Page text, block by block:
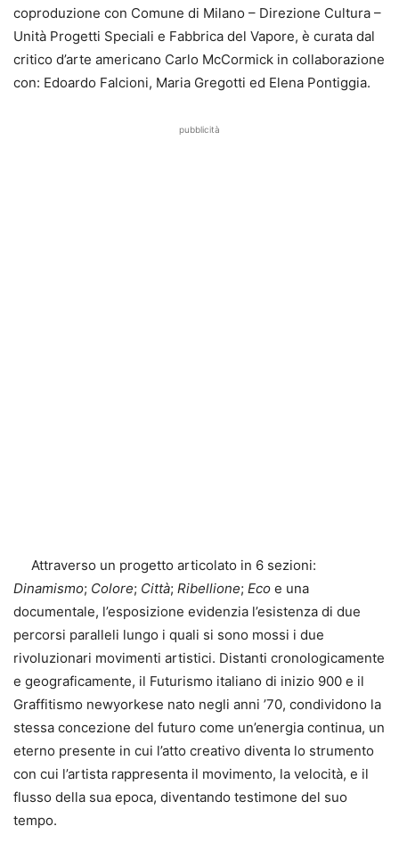
coproduzione con Comune di Milano – Direzione Cultura –
Unità Progetti Speciali e Fabbrica del Vapore, è curata dal
critico d’arte americano Carlo McCormick in collaborazione
con: Edoardo Falcioni, Maria Gregotti ed Elena Pontiggia.
pubblicità
Attraverso un progetto articolato in 6 sezioni:
Dinamismo; Colore; Città; Ribellione; Eco e una
documentale, l’esposizione evidenzia l’esistenza di due
percorsi paralleli lungo i quali si sono mossi i due
rivoluzionari movimenti artistici. Distanti cronologicamente
e geograficamente, il Futurismo italiano di inizio 900 e il
Graffitismo newyorkese nato negli anni ’70, condividono la
stessa concezione del futuro come un’energia continua, un
eterno presente in cui l’atto creativo diventa lo strumento
con cui l’artista rappresenta il movimento, la velocità, e il
flusso della sua epoca, diventando testimone del suo
tempo.